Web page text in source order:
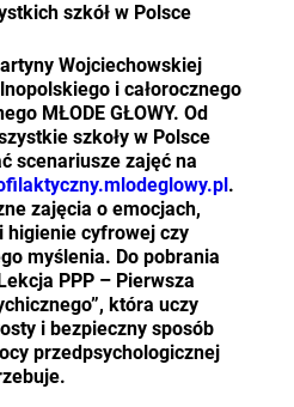
szkół w Polsce
Wojciechowskiej
i całorocznego
MŁODE GŁOWY. Od
szkoły w Polsce
scenariusze zajęć na
.
zajęcia o emocjach,
higienie cyfrowej czy
myślenia. Do pobrania
PPP – Pierwsza
która uczy
i bezpieczny sposób
przedpsychologicznej